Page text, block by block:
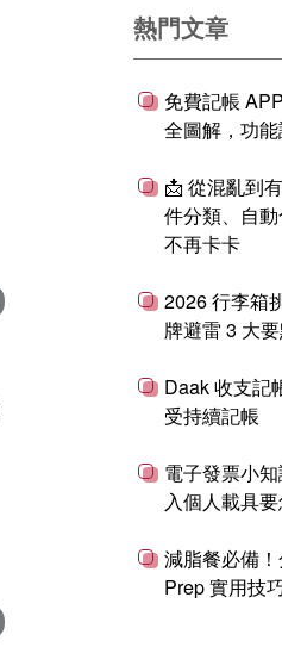
熱門文章
免費記帳
全圖解，功
📩 從混亂到
件分類、自
不再卡卡
2026 行李箱
牌避雷 3 大
Daak 收支記
受持續記帳
電子發票小
入個人載具
減脂餐必備
Prep 實用技